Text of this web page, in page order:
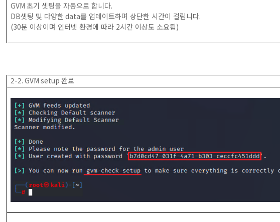
GVM 초기 셋팅을 자동으로 합니다.
DB셋팅 및 다양한 data를 업데이트하며 상단한 시간이 걸립니다.
(30분 이상이며 인터넷 환경에 따라 2시간 이상도 소요됨)
2-2. GVM setup 완료